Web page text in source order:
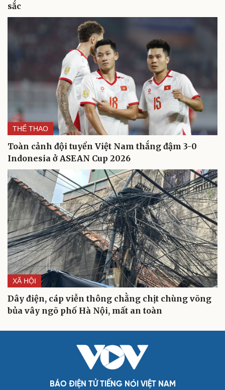
Cải chính
sắc
THỂ THAO
Toàn cảnh đội tuyển Việt Nam thắng đậm 3-0
Indonesia ở ASEAN Cup 2026
XÃ HỘI
Dây điện, cáp viễn thông chằng chịt chùng võng
bủa vây ngõ phố Hà Nội, mất an toàn
BÁO ĐIỆN TỬ TIẾNG NÓI VIỆT NAM